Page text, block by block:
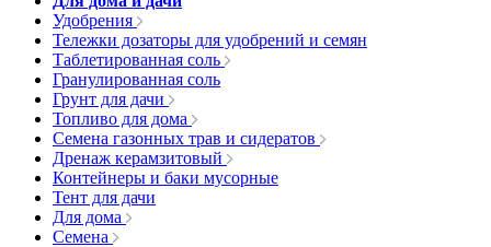
Удобрения
Тележки дозаторы для удобрений и семян
Таблетированная соль
Гранулированная соль
Грунт для дачи
Топливо для дома
Семена газонных трав и сидератов
Дренаж керамзитовый
Контейнеры и баки мусорные
Тент для дачи
Для дома
Семена